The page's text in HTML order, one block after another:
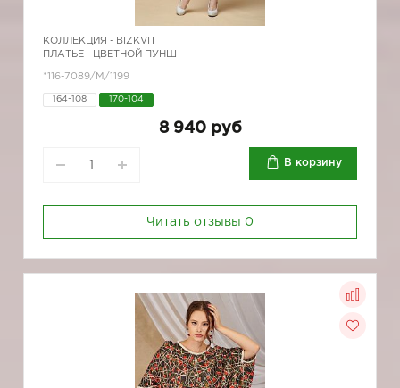
КОЛЛЕКЦИЯ - BIZKVIT
ПЛАТЬЕ - ЦВЕТНОЙ ПУНШ
*116-7089/М/1199
164-108 170-104
8 940 руб
В корзину
Читать отзывы 0